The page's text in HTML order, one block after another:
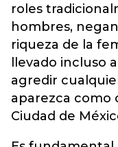
roles
hombres,
riqueza de la
llevado incluso
agredir
aparezca como
Ciudad de